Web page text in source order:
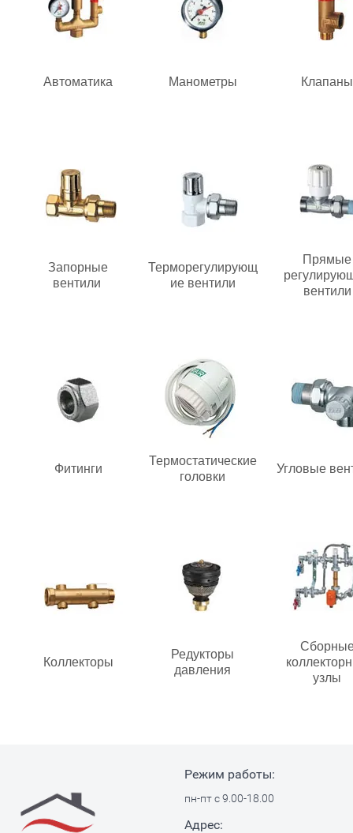
Автоматика Манометры Клапаны
Запорные
вентили
Терморегулирующ
ие вентили
Прямые
вентили
Фитинги
Термостатические
головки
Угловые
Коллекторы
Редукторы
давления
узлы
Режим работы:
пн-пт с 9.00-18.00
Адрес: